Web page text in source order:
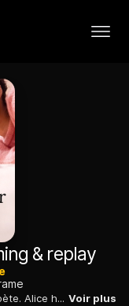
& replay
Alice est actrice, Louis fut professeur et poète. Alice hait son frère depuis plus de 20 ans. Ils ne se sont pas vus depuis tout ce temps. Mais le frère et la soeur vont être amenés à se croiser lors du décès de leurs parents. Voir plus